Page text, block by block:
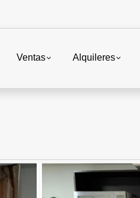
Ventas Alquileres